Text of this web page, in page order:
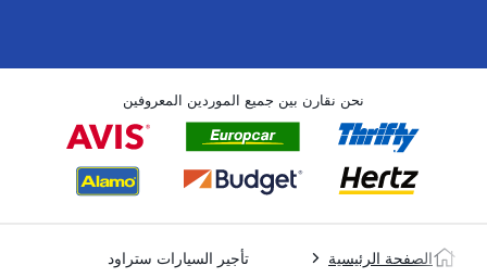
نحن نقارن بين جميع الموردين المعروفين
الصفحة الرئيسية تأجير السيارات ستراود